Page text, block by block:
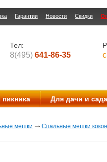
Гарантии Новости Скидки
Тел:
8(495) 641-86-35
Для дачи и сада
мешки Спальные мешки